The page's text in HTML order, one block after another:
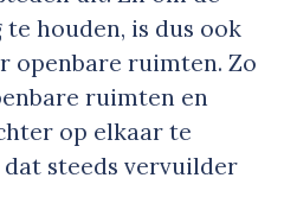
houden, is dus ook
openbare ruimten. Zo
ruimten en
op elkaar te
steeds vervuilder